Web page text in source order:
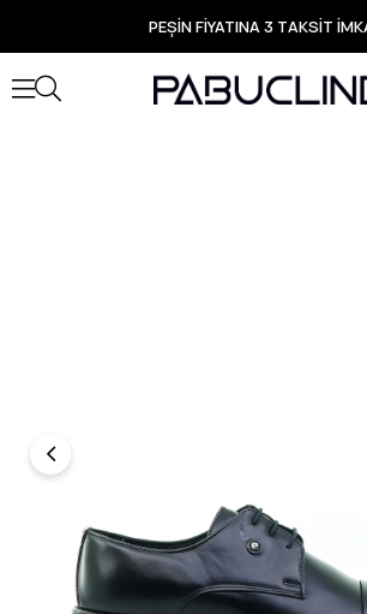
PEŞİN FİYATINA 3 TAKSİT
TÜM ÜRÜNLERDE ÜCRETSİZ
Yeni Sezon Ürünlerde Özel
Seçili Ürünlerde Hızlı